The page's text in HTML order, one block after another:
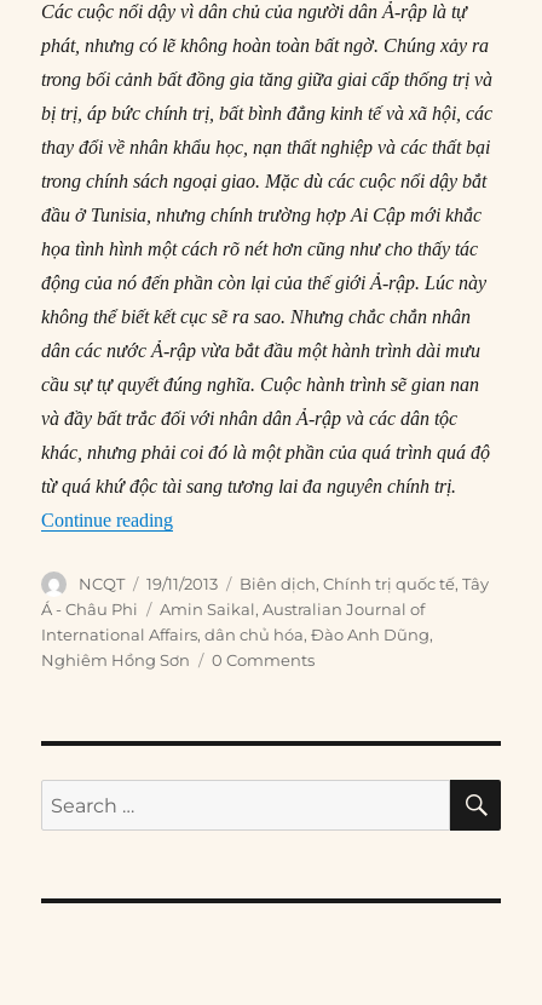
Các cuộc nổi dậy vì dân chủ của người dân Ả-rập là tự
phát, nhưng có lẽ không hoàn toàn bất ngờ. Chúng xảy ra
trong bối cảnh bất đồng gia tăng giữa giai cấp thống trị và
bị trị, áp bức chính trị, bất bình đẳng kinh tế và xã hội, các
thay đổi về nhân khẩu học, nạn thất nghiệp và các thất bại
trong chính sách ngoại giao. Mặc dù các cuộc nổi dậy bắt
đầu ở Tunisia, nhưng chính trường hợp Ai Cập mới khắc
họa tình hình một cách rõ nét hơn cũng như cho thấy tác
động của nó đến phần còn lại của thế giới Ả-rập. Lúc này
không thể biết kết cục sẽ ra sao. Nhưng chắc chắn nhân
dân các nước Ả-rập vừa bắt đầu một hành trình dài mưu
cầu sự tự quyết đúng nghĩa. Cuộc hành trình sẽ gian nan
và đầy bất trắc đối với nhân dân Ả-rập và các dân tộc
khác, nhưng phải coi đó là một phần của quá trình quá độ
từ quá khứ độc tài sang tương lai đa nguyên chính trị.
Continue reading“#85 – Độc tài, cách mạng và dân chủ: Ai Cập
Author
NCQT
Posted
on
19/11/2013 Categories
Biên dịch,Chính trị quốc tế,Tây
Á - Châu Phi
Tags
Amin Saikal,Australian Journal of
International Affairs,dân chủ hóa,Đào Anh Dũng,
Nghiêm Hồng Sơn
0 Comments
Search
for: